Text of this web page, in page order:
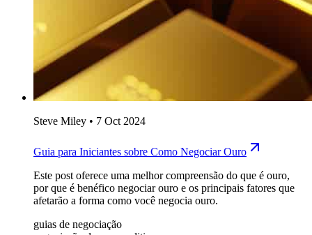
Steve Miley • 7 Oct 2024
Guia para Iniciantes sobre Como Negociar Ouro
Este post oferece uma melhor compreensão do que é ouro,
por que é benéfico negociar ouro e os principais fatores que
afetarão a forma como você negocia ouro.
guias de negociação